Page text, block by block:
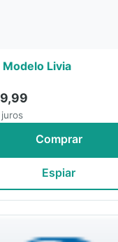
Modelo Livia
Comprar
Espiar